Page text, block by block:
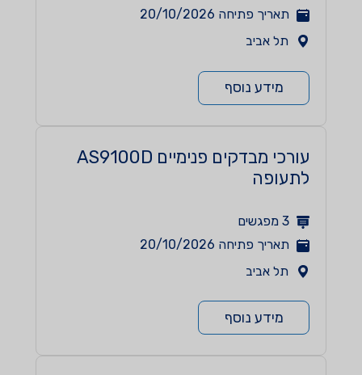
תאריך פתיחה 20/10/2026
תל אביב
מידע נוסף
עורכי מבדקים פנימיים AS9100D
לתעופה
3מפגשים
תאריך פתיחה 20/10/2026
תל אביב
מידע נוסף